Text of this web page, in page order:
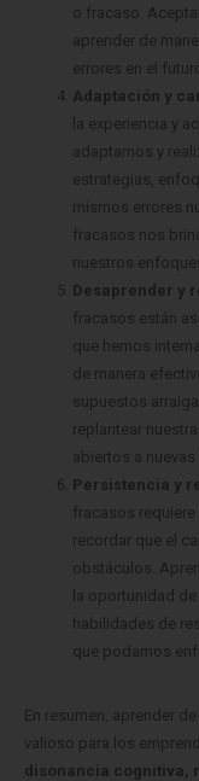
o fracaso.
aprender de
errores en el
Adaptación y
la experiencia y
adaptarnos y
estrategias,
mismos errores
fracasos nos
nuestros
Desaprender y
fracasos están
que hemos
de manera
supuestos
replantear
abiertos a
Persistencia y
fracasos requiere
recordar que el
obstáculos.
la oportunidad
habilidades de
que podamos
En resumen, aprender
valioso para los
disonancia cognitiva,